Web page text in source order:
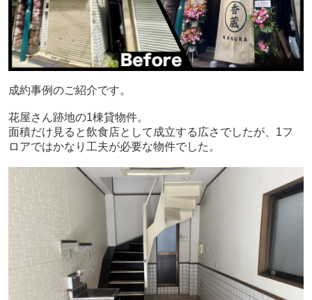
成約事例のご紹介です。
花屋さん跡地の1棟貸物件。
面積だけ見ると飲食店として成立する広さでしたが、1フ
ロアではかなり工夫が必要な物件でした。